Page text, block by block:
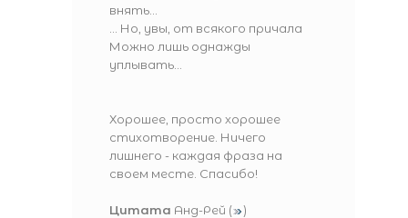
внять...
... Но, увы, от всякого причала
Можно лишь однажды
уплывать...
Хорошее, просто хорошее
стихотворение. Ничего
лишнего - каждая фраза на
своем месте. Спасибо!
Цитата Анд-Рей (
)